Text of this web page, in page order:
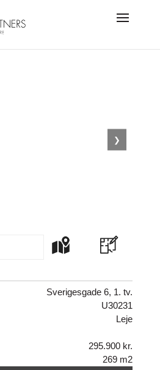
❯
Sverigesgade 6, 1. tv.
U30231
Leje
295.900 kr.
269 m2